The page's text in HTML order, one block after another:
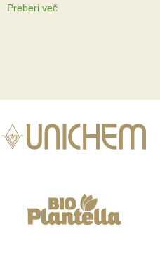
Preberi več